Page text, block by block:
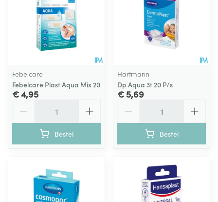
Febelcare
Febelcare Plast Aqua Mix 20
€ 4,95
Bestel
Hartmann
Dp Aqua 3t 20 P/s
€ 5,69
Bestel